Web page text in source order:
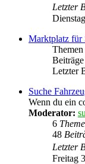
Letzter
Marktplatz für
Themen
Beiträge
Letzter
Suche
Wenn du ein
Moderator:
6
48
Letzter
Freitag